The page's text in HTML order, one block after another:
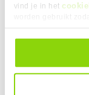
vind je in het
alle cookies. Je
door in de footer